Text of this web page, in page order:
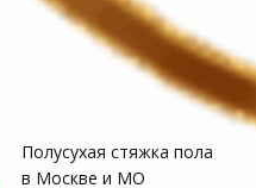
Полусухая стяжка пола
в Москве и МО